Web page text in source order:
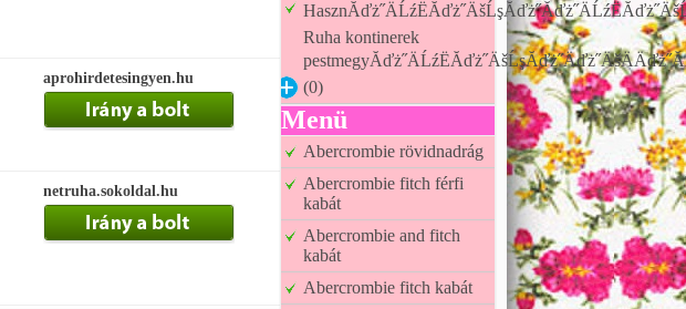
aprohirdetesingyen.hu
netruha.sokoldal.hu
Ruha kontinerek
(0)
Menü
Abercrombie rövidnadrág
Abercrombie fitch férfi
kabát
Abercrombie and fitch
kabát
Abercrombie fitch kabát